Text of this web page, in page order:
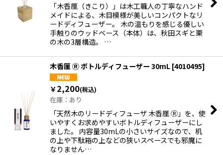
「木香厘（きこり）」は木工職人の丁寧なハンド
メイドによる、木目模様が美しいコンパクトなリ
ードディフューザー。 木の温もりを感じる優しい
手触りのウッドベース（本体）は、秋田スギと栗
の木の3層構造。 …
木香厘 Ⓡ ボトルディフューザー 30mL [4010495]
￥ 2,200(税込)
在庫：あり
「天然木のリードディフューザ 木香厘 Ⓡ」を、使
いやすくお求めやすいボトルディフューザーにし
ました。 内容量30mLの小さいサイズなので、机
の上や下駄箱の上などの狭いスペースでも邪魔に
なりません…